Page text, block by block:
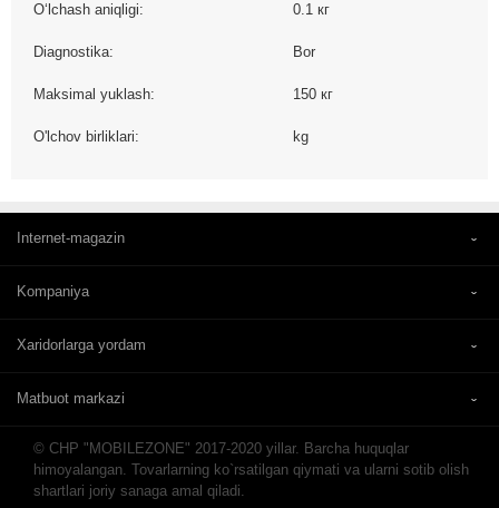
O‘lchash aniqligi: 0.1 кг
Diagnostika: Bor
Maksimal yuklash: 150 кг
O'lchov birliklari: kg
Internet-magazin
Kompaniya
Xaridorlarga yordam
Matbuot markazi
© CHP "MOBILEZONE" 2017-2020 yillar. Barcha huquqlar
himoyalangan. Tovarlarning ko`rsatilgan qiymati va ularni sotib olish
shartlari joriy sanaga amal qiladi.